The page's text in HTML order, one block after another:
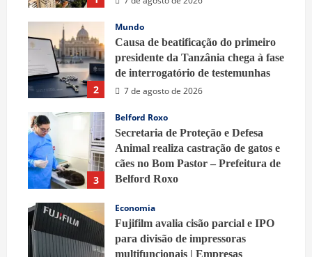
2
Mundo
Causa de beatificação do primeiro
presidente da Tanzânia chega à fase
de interrogatório de testemunhas
7 de agosto de 2026
3
Belford Roxo
Secretaria de Proteção e Defesa
Animal realiza castração de gatos e
cães no Bom Pastor – Prefeitura de
Belford Roxo
Economia
Fujifilm avalia cisão parcial e IPO
para divisão de impressoras
multifuncionais | Empresas